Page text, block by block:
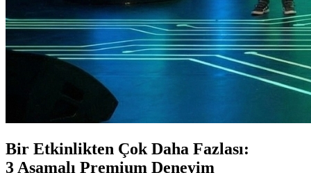
Bir Etkinlikten Çok Daha Fazlası:
3 Aşamalı Premium Deneyim